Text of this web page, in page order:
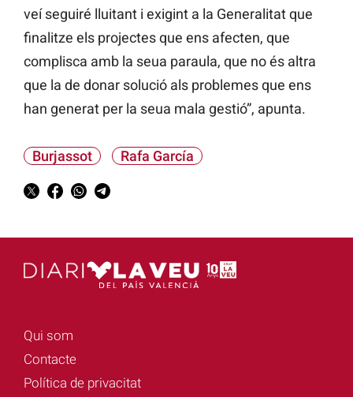
veí seguiré lluitant i exigint a la Generalitat que
finalitze els projectes que ens afecten, que
complisca amb la seua paraula, que no és altra
que la de donar solució als problemes que ens
han generat per la seua mala gestió”, apunta.
Burjassot Rafa García
Qui som
Contacte
Política de privacitat